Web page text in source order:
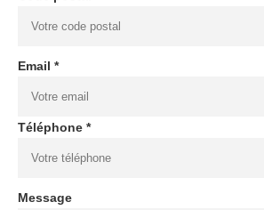
Email *
Téléphone *
Message